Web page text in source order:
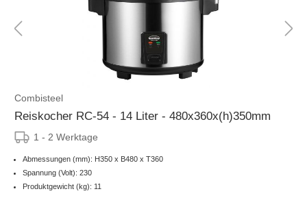
Combisteel
Reiskocher RC-54 - 14 Liter - 480x360x(h)350mm
1 - 2 Werktage
Abmessungen (mm): H350 x B480 x T360
Spannung (Volt): 230
Produktgewicht (kg): 11